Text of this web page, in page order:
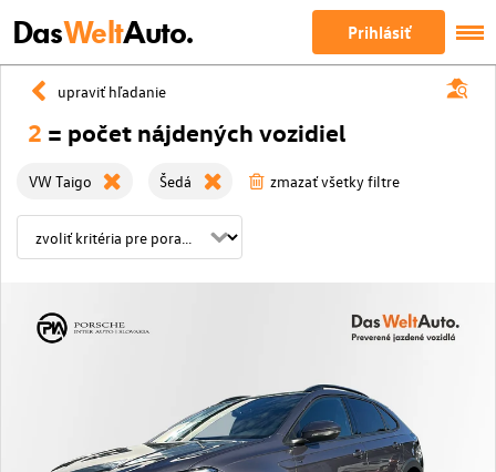
DasWeltAuto. Prihlásiť
upraviť hľadanie
2 = počet nájdených vozidiel
VW Taigo Šedá zmazať všetky filtre